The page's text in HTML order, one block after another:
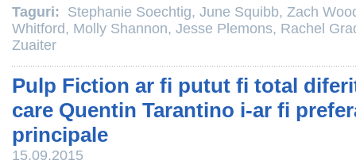
Taguri: Stephanie Soechtig, June Squibb, Zach
Whitford, Molly Shannon, Jesse Plemons, Rachel
Zuaiter
Pulp Fiction ar fi putut fi total
care Quentin Tarantino i-ar fi
principale
15.09.2015